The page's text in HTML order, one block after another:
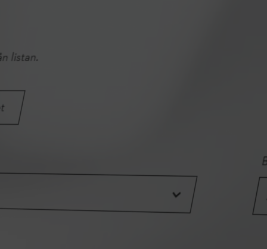
STIHL Nordic Outdoor Industry Report esittelee pohjoismaisten
ammattilaisten – sekä päätöksentekijöiden että käyttäjien –
kokemuksia ja näkemyksiä metsätalouden, maisemasuunnittelun,